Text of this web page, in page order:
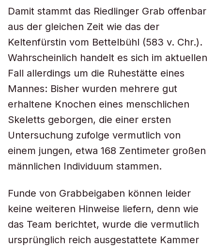
Damit stammt das Riedlinger Grab offenbar
aus der gleichen Zeit wie das der
Keltenfürstin vom Bettelbühl (583 v. Chr.).
Wahrscheinlich handelt es sich im aktuellen
Fall allerdings um die Ruhestätte eines
Mannes: Bisher wurden mehrere gut
erhaltene Knochen eines menschlichen
Skeletts geborgen, die einer ersten
Untersuchung zufolge vermutlich von
einem jungen, etwa 168 Zentimeter großen
männlichen Individuum stammen.
Funde von Grabbeigaben können leider
keine weiteren Hinweise liefern, denn wie
das Team berichtet, wurde die vermutlich
ursprünglich reich ausgestattete Kammer